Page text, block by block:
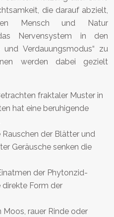
die darauf abzielt,
Mensch und Natur
Nervensystem in den
und Verdauungsmodus“ zu
werden dabei gezielt
fraktaler Muster in
hat eine beruhigende
der Blätter und
Geräusche senken die
der Phytonzid-
Form der
Moos, rauer Rinde oder